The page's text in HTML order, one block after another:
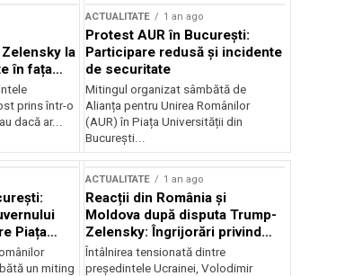
la
în fața
prins într-o
dacă ar...
ACTUALITATE 1 an ago
Protest AUR în București:
Participare redusă și incidente
de securitate
Mitingul organizat sâmbătă de
Alianța pentru Unirea Românilor
(AUR) în Piața Universității din
București...
Piața
un miting
ACTUALITATE 1 an ago
Reacții din România și
Moldova după disputa Trump-
Zelensky: Îngrijorări privind
securitatea regională
Întâlnirea tensionată dintre
președintele Ucrainei, Volodimir